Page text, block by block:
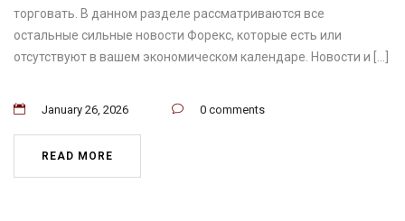
торговать. В данном разделе рассматриваются все
остальные сильные новости Форекс, которые есть или
отсутствуют в вашем экономическом календаре. Новости и […]
January 26, 2026 0 comments
READ MORE